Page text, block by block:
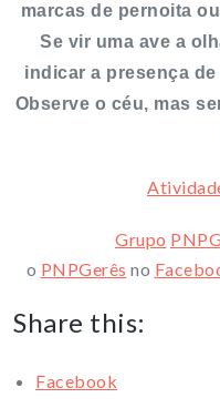
marcas de pernoita
Se vir uma ave a
indicar a presença
Observe o céu, mas
Grupo
o PNPGerês no
Share this:
Facebook